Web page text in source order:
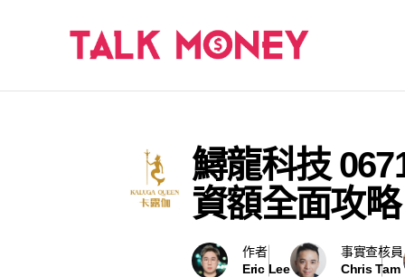
鱘龍科技
資額全面攻略
作者
Eric Lee
事實查核員
Chris Tam